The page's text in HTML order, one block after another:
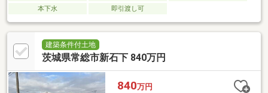
本下水
即引渡し可
建築条件付土地
茨城県常総市新石下 840万円
840万円